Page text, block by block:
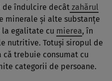
de îndulcire decât zahărul
minerale şi alte substanţe
egalitate cu mierea, în
nutritive. Totuşi siropul de
că trebuie consumat cu
categorii de persoane.